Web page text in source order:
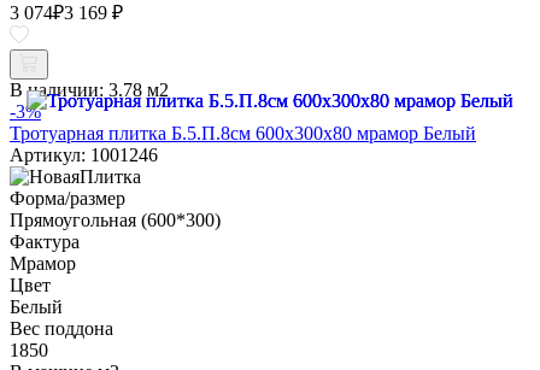
3 074₽3 169 ₽
В наличии: 3.78 м2
-3%
Тротуарная плитка Б.5.П.8см 600х300х80 мрамор Белый
Артикул: 1001246
Форма/размер
Прямоугольная (600*300)
Фактура
Мрамор
Цвет
Белый
Вес поддона
1850